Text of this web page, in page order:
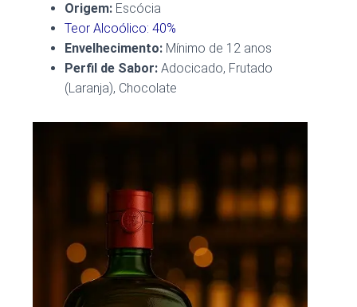
Origem: Escócia
Teor Alcoólico: 40%
Envelhecimento: Mínimo de 12 anos
Perfil de Sabor: Adocicado, Frutado
(Laranja), Chocolate